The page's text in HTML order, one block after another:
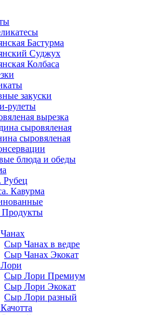
Бастурма
Суджух
Колбаса
закуски
рулеты
вырезка
сыровяленая
сыровяленая
блюда и обеды
Кавурма
Сыр Чанах в ведре
Сыр Чанах Экокат
Сыр Лори Премиум
Сыр Лори Экокат
Сыр Лори разный